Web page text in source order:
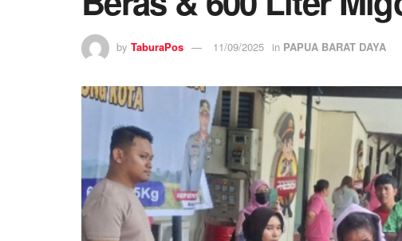
by TaburaPos 11/09/2025 in PAPUA BARAT DAYA